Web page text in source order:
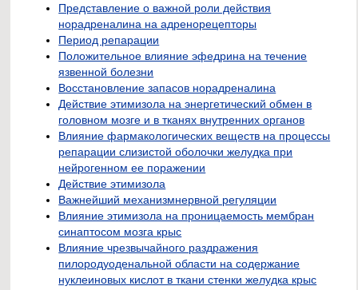
Представление о важной роли действия
норадреналина на адренорецепторы
Период репарации
Положительное влияние эфедрина на течение
язвенной болезни
Восстановление запасов норадреналина
Действие этимизола на энергетический обмен в
головном мозге и в тканях внутренних органов
Влияние фармакологических веществ на процессы
репарации слизистой оболочки желудка при
нейрогенном ее поражении
Действие этимизола
Важнейший механизмнервной регуляции
Влияние этимизола на проницаемость мембран
синаптосом мозга крыс
Влияние чрезвычайного раздражения
пилородуоденальной области на содержание
нуклеиновых кислот в ткани стенки желудка крыс